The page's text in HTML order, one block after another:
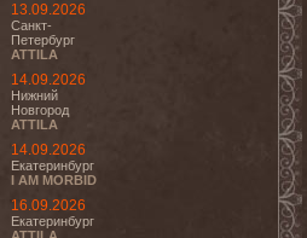
13.09.2026
Санкт-
Петербург
ATTILA
14.09.2026
Нижний
Новгород
ATTILA
14.09.2026
Екатеринбург
I AM MORBID
16.09.2026
Екатеринбург